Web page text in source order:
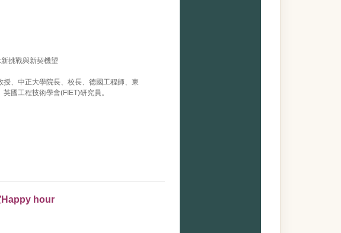
挑戰與新契機望
、中正大學院長、校長、德國工程師、東
國工程技術學會(FIET)研究員。
Happy hour